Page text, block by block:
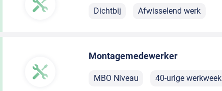
Dichtbij Afwisselend werk
Montagemedewerker
MBO Niveau 40-urige werkweek